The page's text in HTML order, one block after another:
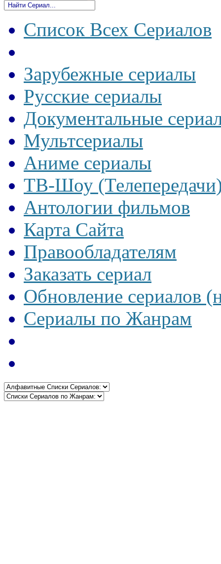
Список Всех Сериалов
Зарубежные сериалы
Русские сериалы
Документальные
Мультсериалы
Аниме сериалы
ТВ-Шоу
Антологии фильмов
Карта Сайта
Правообладателям
Заказать сериал
Обновление сериалов
Сериалы по Жанрам